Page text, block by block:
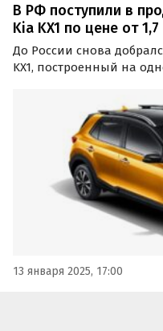
В РФ поступили в
Kia KX1 по цене от
До России снова
KX1, построенный на
от 1 675 000 рублей,
13 января 2025, 17:00